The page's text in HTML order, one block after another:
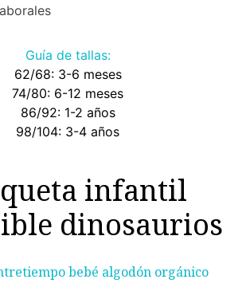
Guía de tallas:
62/68: 3-6 meses
74/80: 6-12 meses
86/92: 1-2 años
98/104: 3-4 años
infantil
dinosaurios
bebé algodón orgánico